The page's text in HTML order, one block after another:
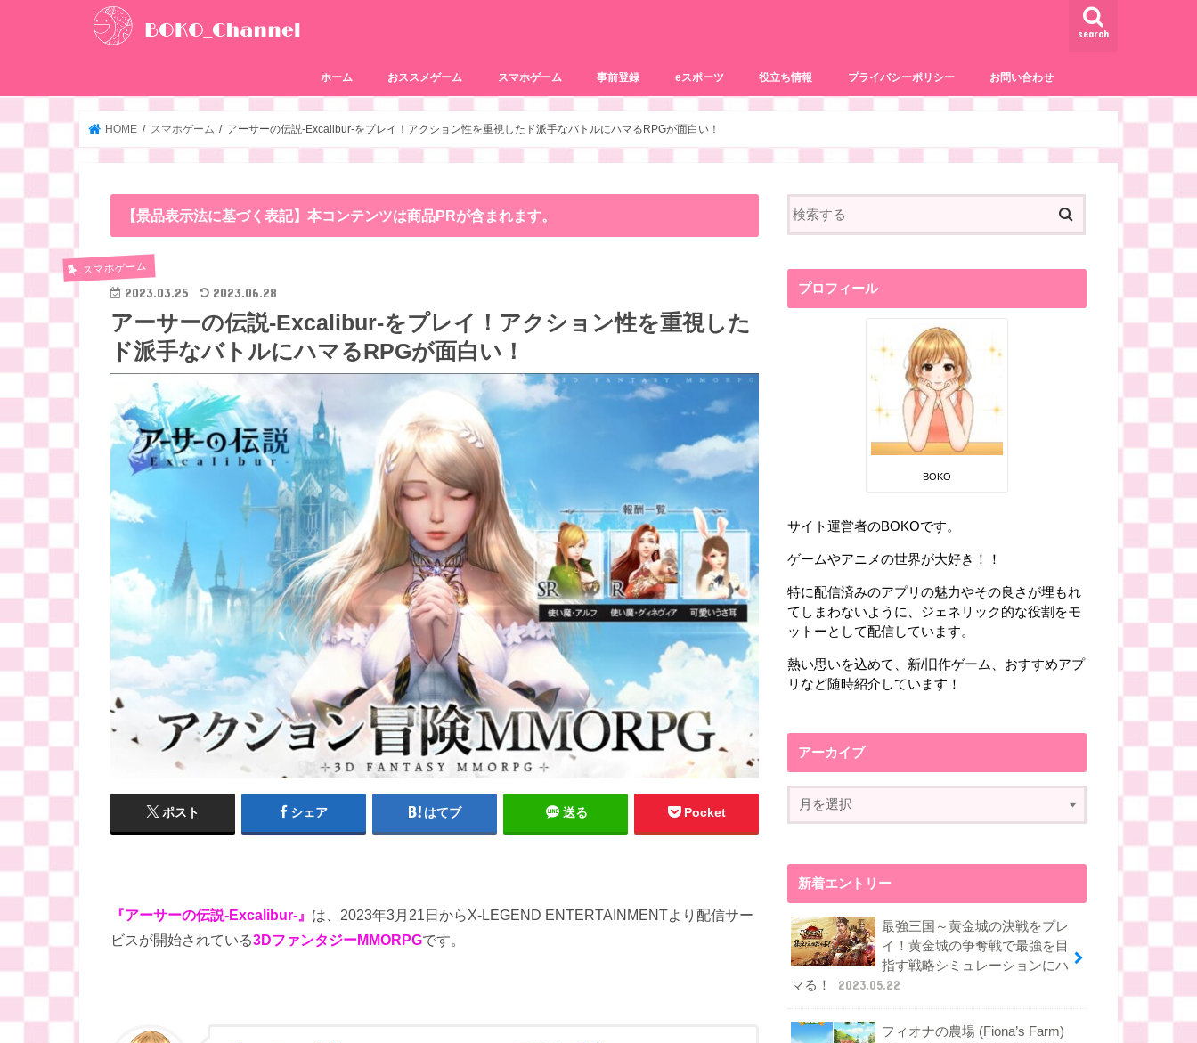
search
ホーム おススメゲーム スマホゲーム
リズムゲーム
パズルゲーム
PCゲーム
ブラウザゲーム
恋愛系
事前登録 eスポーツ 役立ち情報
おまけ記事
動画配信サービス
プライバシーポリシー お問い合わせ
HOME スマホゲーム アーサーの伝説-Excalibur-をプレイ！アクション性を重視したド派手なバトルにハマるRPGが面白い！
【景品表示法に基づく表記】本コンテンツは商品PRが含まれます。
スマホゲーム
2023.03.25 2023.06.28
アーサーの伝説-Excalibur-をプレイ！アクション性を重視した
ド派手なバトルにハマるRPGが面白い！
ポスト シェア はてブ 送る Pocket
『アーサーの伝説-Excalibur-』 は、2023年3月21日からX-LEGEND ENTERTAINMENTより配信サー
ビスが開始されている3DファンタジーMMORPGです。
プロフィール
BOKO
サイト運営者のBOKOです。
ゲームやアニメの世界が大好き！！
特に配信済みのアプリの魅力やその良さが埋もれ
てしまわないように、ジェネリック的な役割をモ
ットーとして配信しています。
熱い思いを込めて、新/旧作ゲーム、おすすめアプ
リなど随時紹介しています！
アーカイブ
新着エントリー
最強三国～黄金城の決戦をプレ
イ！黄金城の争奪戦で最強を目
指す戦略シミュレーションにハ
マる！
2023.05.22
フィオナの農場 (Fiona’s Farm)